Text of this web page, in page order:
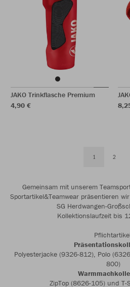
JAKO Trinkflasche Premium
4,90 €
1 2
Gemeinsam mit unserem
Sportartikel&Teamwear präsentieren
SG Herdwangen-
Kollektionslaufzeit bis
Polyesterjacke (9326-812), Polo
800)
ZipTop (8626-105) und